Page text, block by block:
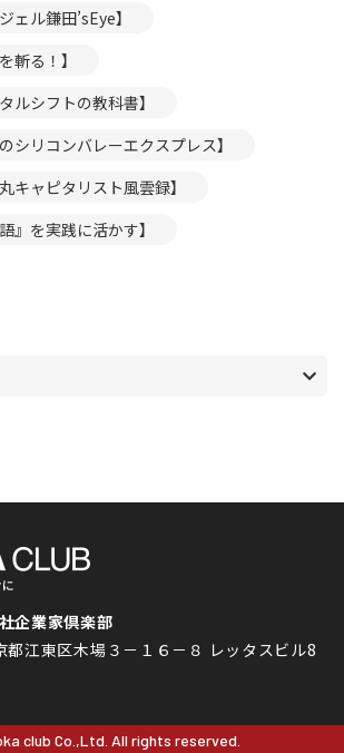
ェル鎌田’sEye】
斬る！】
ルシフトの教科書】
シリコンバレーエクスプレス】
キャピタリスト風雲録】
』を実践に活かす】
企業家倶楽部
江東区木場３－１６－８ レッタスビル8
club Co.,Ltd. All rights reserved.